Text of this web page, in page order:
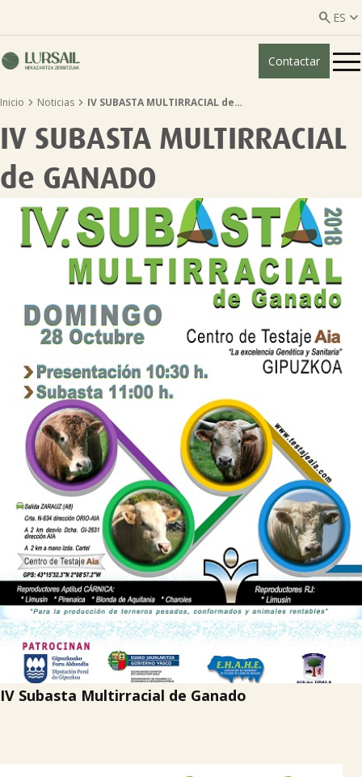
 ES 
ES
Quiénes somos
Servicios ganadería
Servicios agricultura 
Entidades asociadas
Noticias 
Tablón de anuncios
Lursail Market
Contactar
Inicio  Noticias  IV SUBASTA MULTIRRACIAL de…
IV SUBASTA MULTIRRACIAL
de GANADO
IV Subasta Multirracial de Ganado